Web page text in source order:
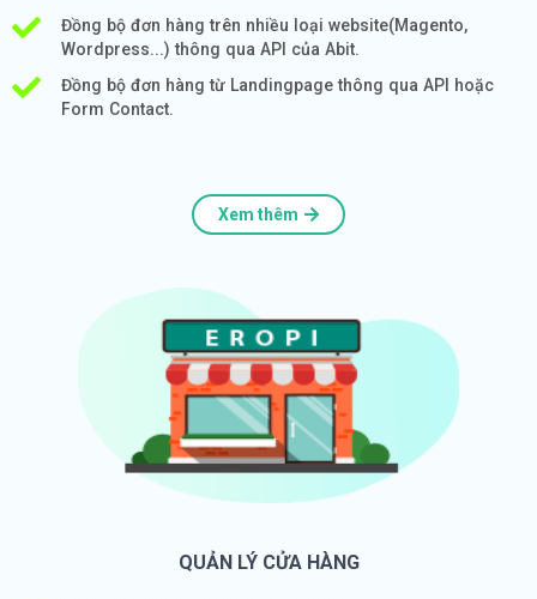
Đồng bộ đơn hàng trên nhiều loại website(Magento,
Wordpress...) thông qua API của Abit.
Đồng bộ đơn hàng từ Landingpage thông qua API hoặc
Form Contact.
Xem thêm
QUẢN LÝ CỬA HÀNG